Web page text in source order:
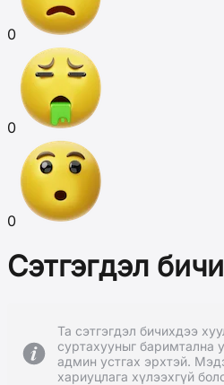
0
0
0
Сэтгэгдэл
Та сэтгэгдэл бичихдээ
суртахууныг баримтална
админ устгах эрхтэй.
хариуцлага хүлээхгүй